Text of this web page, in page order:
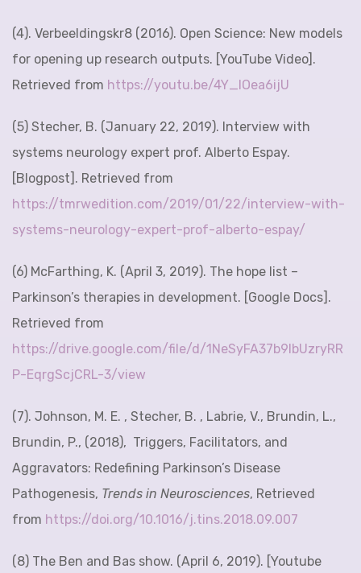
(4). Verbeeldingskr8 (2016). Open Science: New models
for opening up research outputs. [YouTube Video].
Retrieved from https://youtu.be/4Y_IOea6ijU
(5) Stecher, B. (January 22, 2019). Interview with
systems neurology expert prof. Alberto Espay.
[Blogpost]. Retrieved from
https://tmrwedition.com/2019/01/22/interview-with-
systems-neurology-expert-prof-alberto-espay/
(6) McFarthing, K. (April 3, 2019). The hope list –
Parkinson’s therapies in development. [Google Docs].
Retrieved from
https://drive.google.com/file/d/1NeSyFA37b9IbUzryRR
P-EqrgScjCRL-3/view
(7). Johnson, M. E. , Stecher, B. , Labrie, V., Brundin, L.,
Brundin, P., (2018), Triggers, Facilitators, and
Aggravators: Redefining Parkinson’s Disease
Pathogenesis, Trends in Neurosciences, Retrieved
from https://doi.org/10.1016/j.tins.2018.09.007
(8) The Ben and Bas show. (April 6, 2019). [Youtube